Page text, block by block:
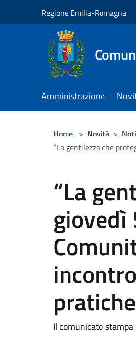
Regione Emilia-Romagna
Amministrazione
Home > Novità >
“La gentilezza che
“La
giovedì
Il comunicato